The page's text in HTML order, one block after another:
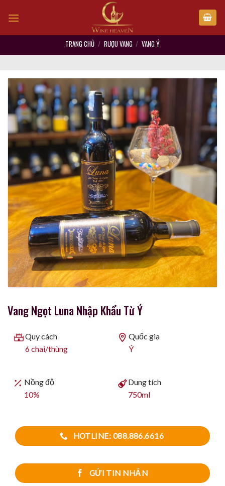
TRANG CHỦ / RƯỢU VANG / VANG Ý
Vang Ngọt Luna Nhập Khẩu Từ Ý
Quy cách
6 chai/thùng
Quốc gia
Ý
Nồng độ
10%
Dung tích
750ml
HOTLINE: 088.886.6616
GỬI TIN NHẮN